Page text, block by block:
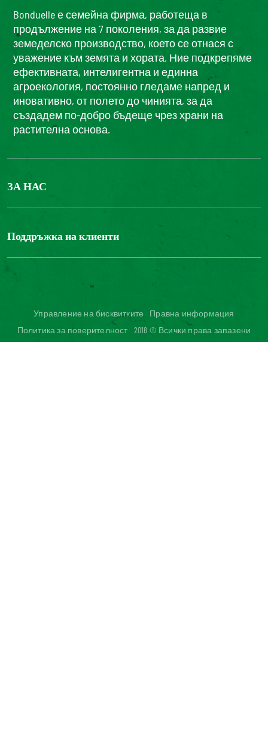
Bonduelle е семейна фирма, работеща в
продължение на 7 поколения, за да развие
земеделско производство, което се отнася с
уважение към земята и хората. Ние подкрепяме
ефективната, интелигентна и единна
агроекология, постоянно гледаме напред и
иновативно, от полето до чинията, за да
създадем по-добро бъдеще чрез храни на
растителна основа.
ЗА НАС
БОНДЮЕЛ ГРУП
Поддръжка на клиенти
Свържете се с нас
Достъпност на уебсайта: не е съвместим
Управление на бисквитките
Правна информация
Политика за поверителност
2018 © Всички права запазени